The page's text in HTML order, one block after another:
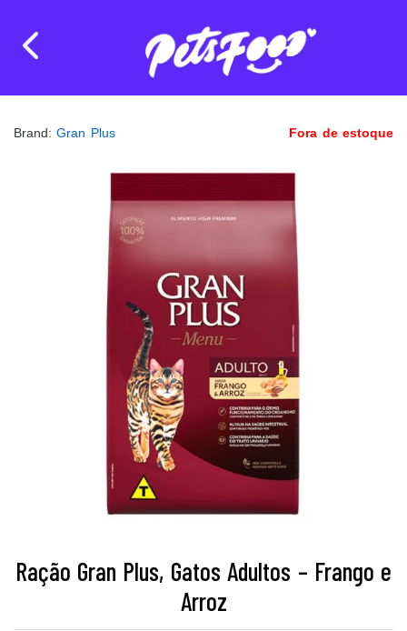
Brand:Gran Plus Fora de estoque
Ração Gran Plus, Gatos Adultos – Frango e
Arroz